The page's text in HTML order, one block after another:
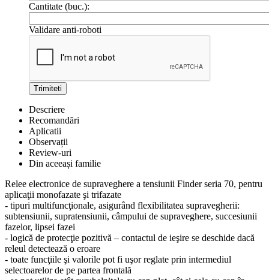
Cantitate (buc.):
Validare anti-roboti
Trimiteti
Descriere
Recomandări
Aplicatii
Observații
Review-uri
Din aceeași familie
Relee electronice de supraveghere a tensiunii Finder seria 70, pentru
aplicaţii monofazate şi trifazate
- tipuri multifuncţionale, asigurând flexibilitatea supravegherii:
subtensiunii, supratensiunii, câmpului de supraveghere, succesiunii
fazelor, lipsei fazei
- logică de protecţie pozitivă – contactul de ieşire se deschide dacă
releul detectează o eroare
- toate funcţiile şi valorile pot fi uşor reglate prin intermediul
selectoarelor de pe partea frontală